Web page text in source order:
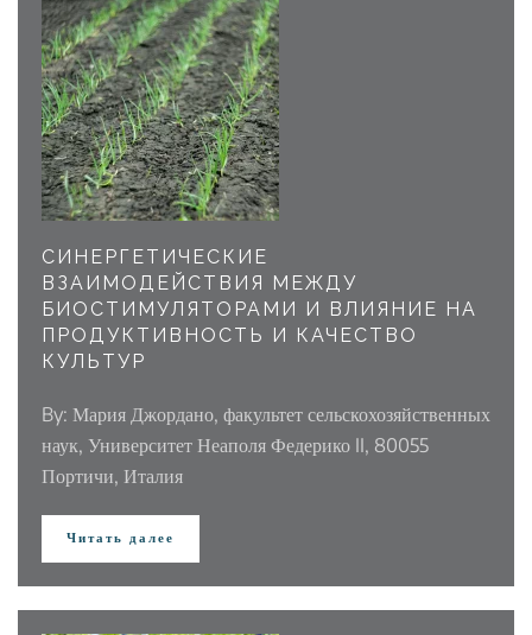
СИНЕРГЕТИЧЕСКИЕ
ВЗАИМОДЕЙСТВИЯ МЕЖДУ
БИОСТИМУЛЯТОРАМИ И ВЛИЯНИЕ НА
ПРОДУКТИВНОСТЬ И КАЧЕСТВО
КУЛЬТУР
By: Мария Джордано, факультет сельскохозяйственных
наук, Университет Неаполя Федерико II, 80055
Портичи, Италия
Читать далее